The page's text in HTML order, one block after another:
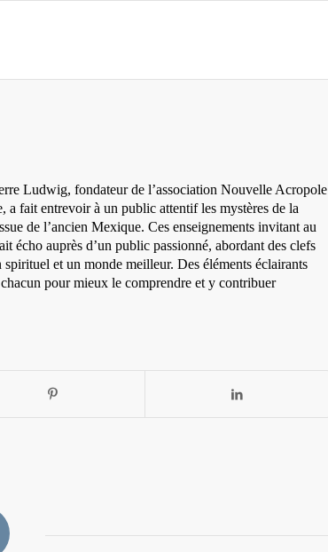
Ludwig, fondateur de l’association Nouvelle Acropole
a fait entrevoir à un public attentif les mystères de la
de l’ancien Mexique. Ces enseignements invitant au
écho auprès d’un public passionné, abordant des clefs
et un monde meilleur. Des éléments éclairants
pour mieux le comprendre et y contribuer